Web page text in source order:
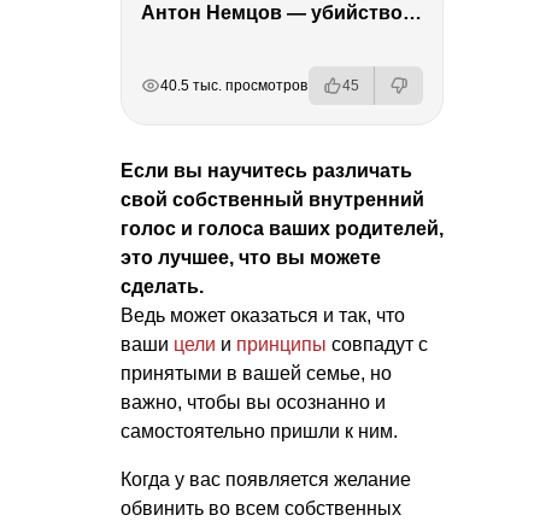
Антон Немцов — убийство Бориса Немцова, переезд в Дубай, семья и политика
40.5 тыс. просмотров 45
Если вы научитесь различать
свой собственный внутренний
голос и голоса ваших родителей,
это лучшее, что вы можете
сделать.
Ведь может оказаться и так, что
ваши цели и принципы совпадут с
принятыми в вашей семье, но
важно, чтобы вы осознанно и
самостоятельно пришли к ним.
Когда у вас появляется желание
обвинить во всем собственных